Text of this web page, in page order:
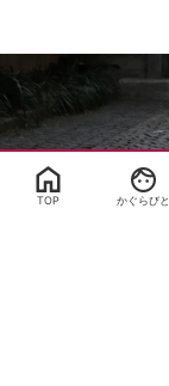
TOP かぐらびと